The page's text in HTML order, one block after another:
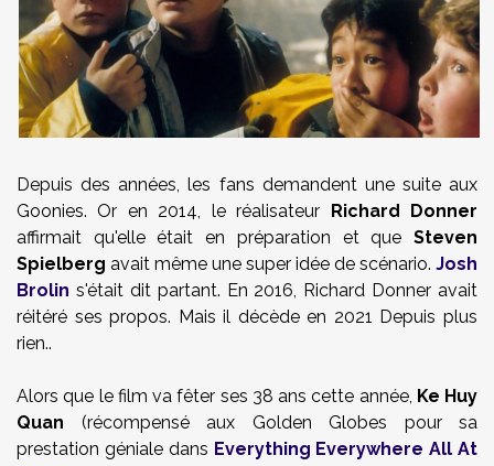
Depuis des années, les fans demandent une suite aux
Goonies. Or en 2014, le réalisateur Richard Donner
affirmait qu'elle était en préparation et que Steven
Spielberg avait même une super idée de scénario. Josh
Brolin s'était dit partant. En 2016, Richard Donner avait
réitéré ses propos. Mais il décède en 2021 Depuis plus
rien..
Alors que le film va fêter ses 38 ans cette année, Ke Huy
Quan (récompensé aux Golden Globes pour sa
prestation géniale dans Everything Everywhere All At